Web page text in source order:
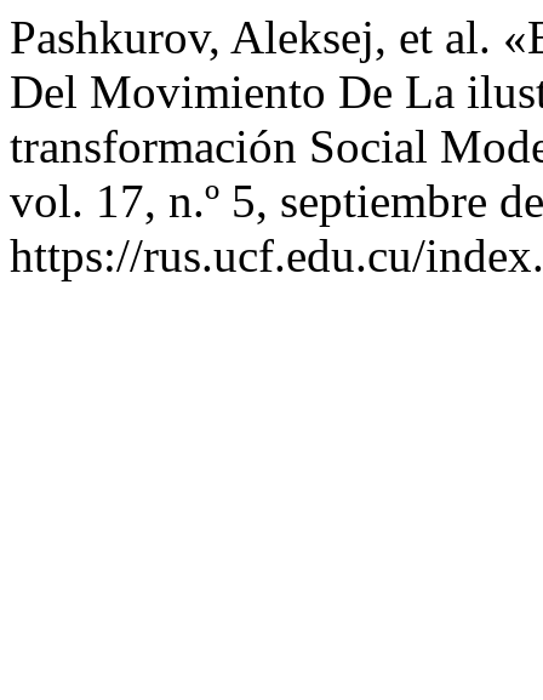
Pashkurov, Aleksej, et al.
Del Movimiento De La
transformación Social
vol. 17, n.º 5, septiembre
https://rus.ucf.edu.cu/